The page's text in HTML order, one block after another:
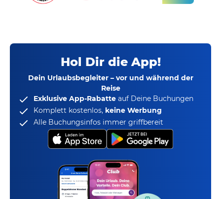
Hol Dir die App!
Dein Urlaubsbegleiter – vor und während der
Reise
Exklusive App-Rabatte auf Deine Buchungen
Komplett kostenlos, keine Werbung
Alle Buchungsinfos immer griffbereit